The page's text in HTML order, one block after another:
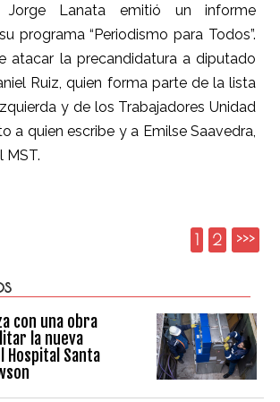
Jorge Lanata emitió un informe
programa “Periodismo para Todos”.
atacar la precandidatura a diputado
Ruiz, quien forma parte de la lista
y de los Trabajadores Unidad
a quien escribe y a Emilse Saavedra,
MST.
1 2 >>>
con una obra
la nueva
Hospital Santa